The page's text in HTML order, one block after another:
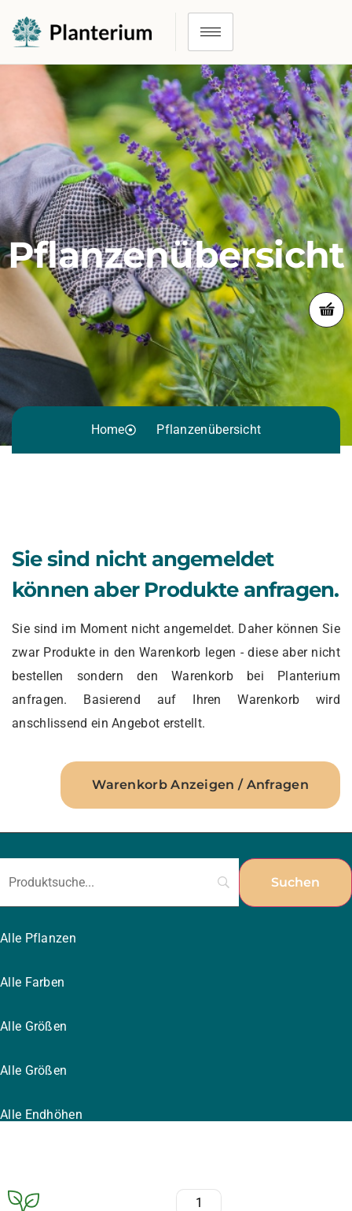
Pflanzenübersicht
Home Pflanzenübersicht
Sie sind nicht angemeldet
können aber Produkte anfragen.
Sie sind im Moment nicht angemeldet. Daher können Sie
zwar Produkte in den Warenkorb legen - diese aber nicht
bestellen sondern den Warenkorb bei Planterium
anfragen. Basierend auf Ihren Warenkorb wird
anschlissend ein Angebot erstellt.
Warenkorb Anzeigen / Anfragen
Alle Pflanzen
Alle Farben
Alle Größen
Alle Größen
Alle Endhöhen